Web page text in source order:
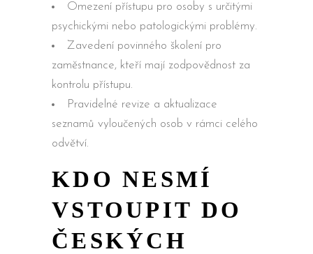
Omezení přístupu pro osoby s určitými
psychickými nebo patologickými problémy.
Zavedení povinného školení pro
zaměstnance, kteří mají zodpovědnost za
kontrolu přístupu.
Pravidelné revize a aktualizace
seznamů vyloučených osob v rámci celého
odvětví.
KDO NESMÍ
VSTOUPIT DO
ČESKÝCH